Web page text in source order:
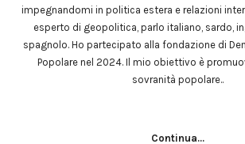
impegnandomi in politica estera e relazioni
esperto di geopolitica, parlo italiano, sardo,
spagnolo. Ho partecipato alla fondazione di
Popolare nel 2024. Il mio obiettivo è
sovranità popolare..
Continua...